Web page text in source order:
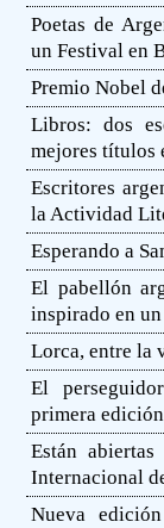
Poetas de
un Festival en
Premio Nobel
Libros: dos
mejores títulos
Escritores
la Actividad
Esperando a
El pabellón
inspirado en
Lorca, entre la
El
primera edición
Están
Internacional
Nueva